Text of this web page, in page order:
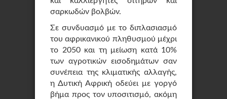
σαρκωδών βολβών.
Σε συνδυασμό με το διπλασιασμό
του αφρικανικού πληθυσμού μέχρι
το 2050 και τη μείωση κατά 10%
των αγροτικών εισοδημάτων σαν
συνέπεια της κλιματικής αλλαγής,
η Δυτική Αφρική οδεύει με γοργό
βήμα προς τον υποσιτισμό, ακόμη